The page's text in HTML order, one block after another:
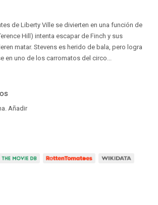
de Liberty Ville se divierten en una función de
Hill) intenta escapar de Finch y sus
matar. Stevens es herido de bala, pero logra
en uno de los carromatos del circo...
Añadir